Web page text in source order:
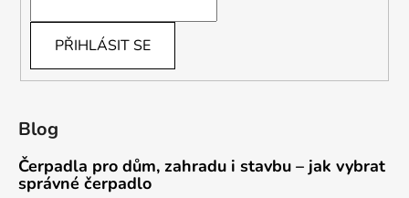
PŘIHLÁSIT SE
Blog
Čerpadla pro dům, zahradu i stavbu – jak vybrat
správné čerpadlo